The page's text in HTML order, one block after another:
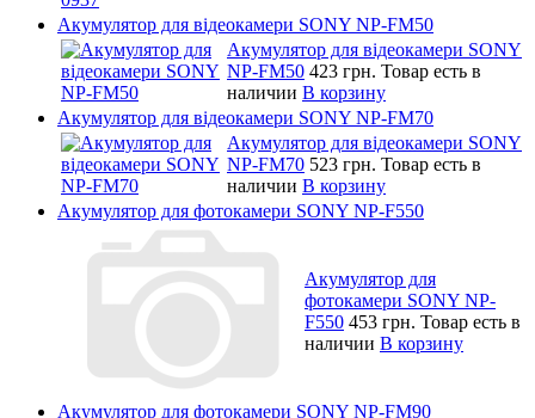
Акумулятор для відеокамери SONY NP-FM50
Акумулятор для відеокамери SONY
NP-FM50 423 грн. Товар есть в
наличии В корзину
Акумулятор для відеокамери SONY NP-FM70
Акумулятор для відеокамери SONY
NP-FM70 523 грн. Товар есть в
наличии В корзину
Акумулятор для фотокамери SONY NP-F550
Акумулятор для
фотокамери SONY NP-
F550 453 грн. Товар есть в
наличии В корзину
Акумулятор для фотокамери SONY NP-FM90